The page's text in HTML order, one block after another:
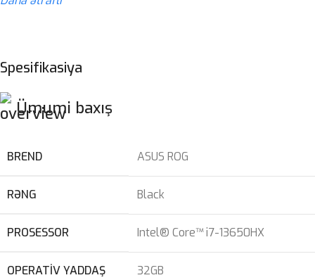
Spesifikasiya
Ümumi baxış
BREND ASUS ROG
RƏNG Black
PROSESSOR Intel® Core™ i7-13650HX
OPERATIV YADDAŞ 32GB